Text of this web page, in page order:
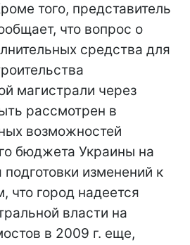
того, представитель
что вопрос о
средства для
магистрали через
рассмотрен в
возможностей
бюджета Украины на
изменений к
что город надеется
власти на
в 2009 г. еще,